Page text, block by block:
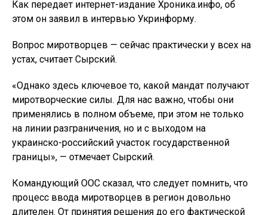
Как передает интернет-издание Хроника.инфо, об
этом он заявил в интервью Укринформу.
Вопрос миротворцев — сейчас практически у всех на
устах, считает Сырский.
«Однако здесь ключевое то, какой мандат получают
миротворческие силы. Для нас важно, чтобы они
применялись в полном объеме, при этом не только
на линии разграничения, но и с выходом на
украинско-российский участок государственной
границы», — отмечает Сырский.
Командующий ООС сказал, что следует помнить, что
процесс ввода миротворцев в регион довольно
длителен. От принятия решения до его фактической